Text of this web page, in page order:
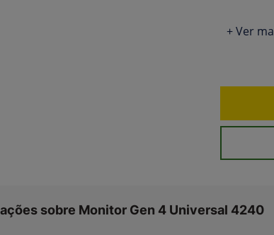
+ Ver
sobre Monitor Gen 4 Universal 4240